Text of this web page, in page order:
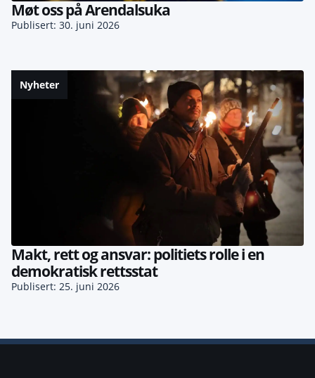
Møt oss på Arendalsuka
Publisert: 30. juni 2026
Nyheter
Makt, rett og ansvar: politiets rolle i en
demokratisk rettsstat
Publisert: 25. juni 2026